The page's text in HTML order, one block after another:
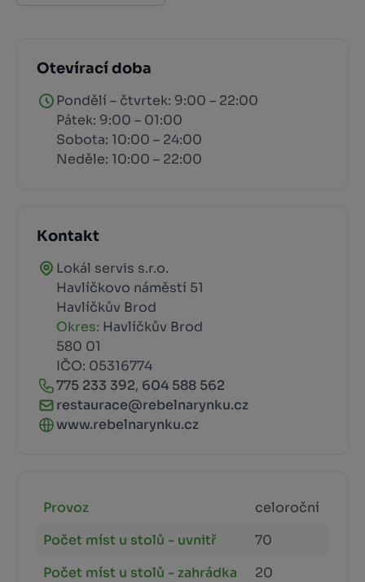
Otevírací doba
Pondělí – čtvrtek: 9:00 – 22:00
Pátek: 9:00 – 01:00
Sobota: 10:00 – 24:00
Neděle: 10:00 – 22:00
Kontakt
Lokál servis s.r.o.
Havlíčkovo náměstí 51
Havlíčkův Brod
Okres: Havlíčkův Brod
580 01
IČO: 05316774
775 233 392, 604 588 562
restaurace@rebelnarynku.cz
www.rebelnarynku.cz
Provoz
celoroční
Počet míst u stolů - uvnitř
70
Počet míst u stolů - zahrádka
20